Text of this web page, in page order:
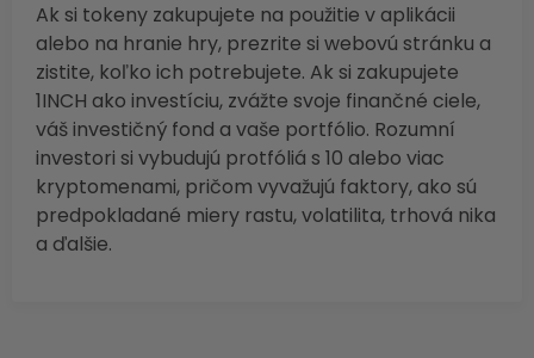
Ak si tokeny zakupujete na použitie v aplikácii
alebo na hranie hry, prezrite si webovú stránku a
zistite, koľko ich potrebujete. Ak si zakupujete
1INCH ako investíciu, zvážte svoje finančné ciele,
váš investičný fond a vaše portfólio. Rozumní
investori si vybudujú protfóliá s 10 alebo viac
kryptomenami, pričom vyvažujú faktory, ako sú
predpokladané miery rastu, volatilita, trhová nika
a ďalšie.